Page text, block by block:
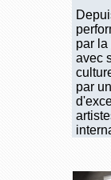
par
avec
par